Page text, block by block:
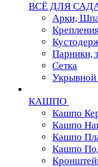
ВСЁ ДЛЯ
Арки,
Парники,
Сетка
Укрывной
КАШПО
Кашпо
Кашпо
Кашпо
Кашпо